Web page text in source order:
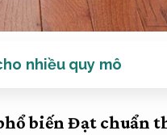
nhiều quy mô
biến Đạt chuẩn